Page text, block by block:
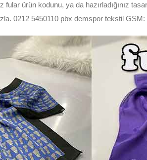
fular ürün kodunu, ya da hazırladığınız
0212 5450110 pbx demspor tekstil